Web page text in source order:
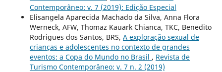
Contemporâneo: v. 7 (2019): Edição Especial
Elisangela Aparecida Machado da Silva, Anna Flora
Werneck, AFW, Thomaz Kauark Chianca, TKC, Benedito
Rodrigues dos Santos, BRS, A exploração sexual de
crianças e adolescentes no contexto de grandes
eventos: a Copa do Mundo no Brasil , Revista de
Turismo Contemporâneo: v. 7 n. 2 (2019)